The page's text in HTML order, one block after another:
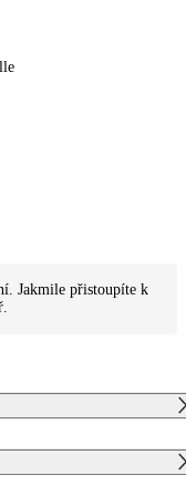
Jakmile přistoupíte k